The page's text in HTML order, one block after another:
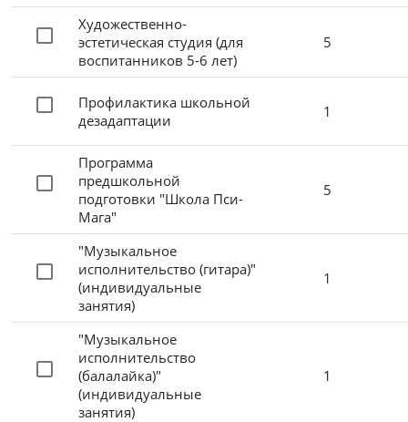
Художественно-
эстетическая студия (для
воспитанников 5-6 лет)
5
Профилактика школьной
дезадаптации
1
Программа
предшкольной
подготовки "Школа Пси-
Мага"
5
"Музыкальное
исполнительство (гитара)"
(индивидуальные
занятия)
1
"Музыкальное
исполнительство
(балалайка)"
(индивидуальные
занятия)
1